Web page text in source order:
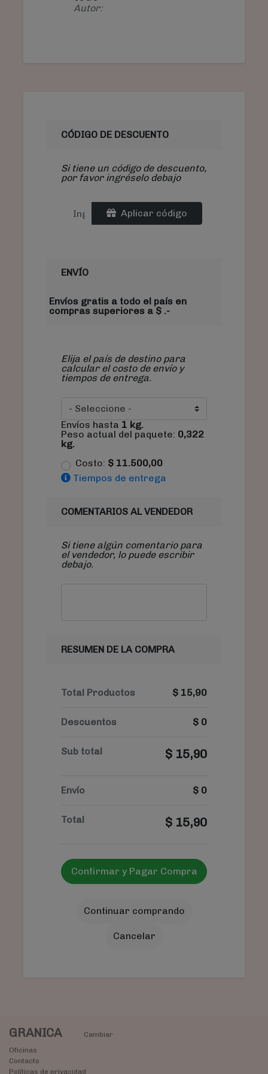
Autor:
CÓDIGO DE DESCUENTO
Si tiene un código de descuento,
por favor ingréselo debajo
Aplicar código
ENVÍO
Envíos gratis a todo el país en
compras superiores a $ .-
Elija el país de destino para
calcular el costo de envío y
tiempos de entrega.
Envíos hasta 1 kg.
Peso actual del paquete: 0,322
kg.
Costo: $ 11.500,00
Tiempos de entrega
COMENTARIOS AL VENDEDOR
Si tiene algún comentario para
el vendedor, lo puede escribir
debajo.
RESUMEN DE LA COMPRA
Total Productos $ 15,90
Descuentos $ 0
Sub total $ 15,90
Envío $ 0
Total $ 15,90
Confirmar y Pagar Compra
Continuar comprando
Cancelar
GRANICA
Cambiar
Oficinas
Contacto
Políticas de privacidad